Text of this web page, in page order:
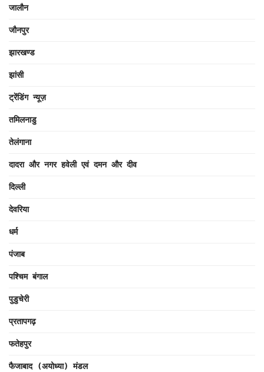
जालौन
जौनपुर
झारखण्ड
झांसी
ट्रेंडिंग न्यूज़
तमिलनाडु
तेलंगाना
दादरा और नगर हवेली एवं दमन और दीव
दिल्ली
देवरिया
धर्म
पंजाब
पश्चिम बंगाल
पुडुचेरी
प्रतापगढ़
फतेहपुर
फैजाबाद (अयोध्या) मंडल